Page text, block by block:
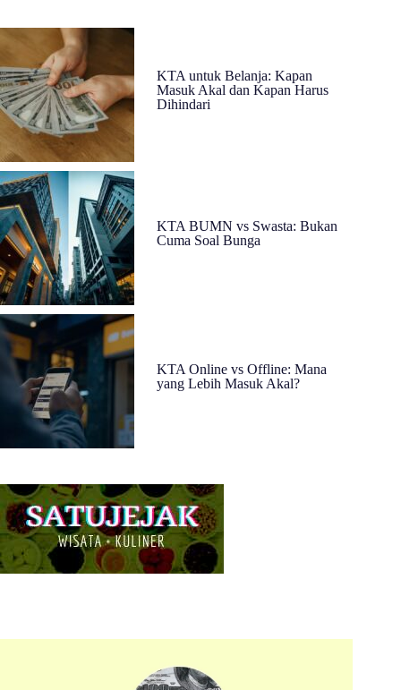
KTA untuk Belanja: Kapan
Masuk Akal dan Kapan Harus
Dihindari
KTA BUMN vs Swasta: Bukan
Cuma Soal Bunga
KTA Online vs Offline: Mana
yang Lebih Masuk Akal?